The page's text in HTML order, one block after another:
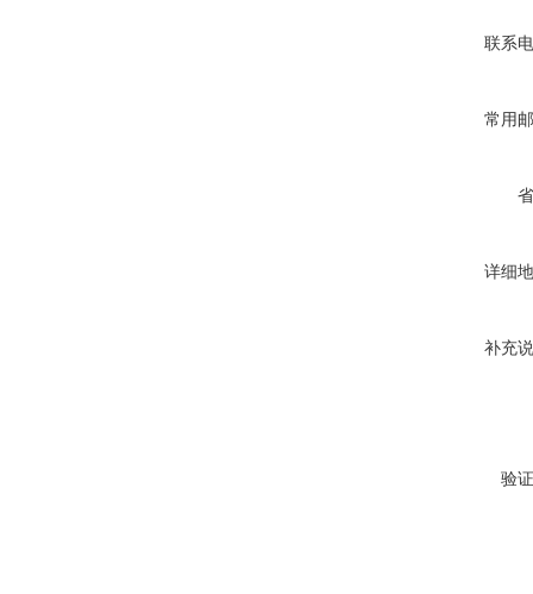
联系
常用
详细
补充
验